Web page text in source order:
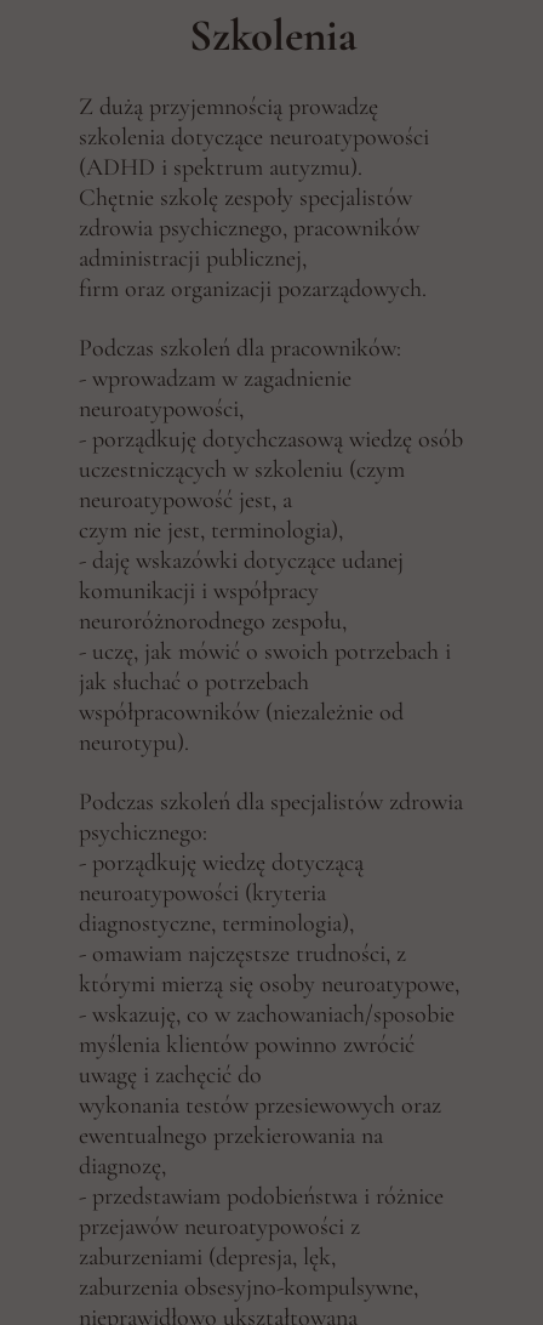
Szkolenia
Z dużą przyjemnością prowadzę
szkolenia dotyczące neuroatypowości
(ADHD i spektrum autyzmu).
Chętnie szkolę zespoły specjalistów
zdrowia psychicznego, pracowników
administracji publicznej,
firm oraz organizacji pozarządowych.
Podczas szkoleń dla pracowników:
- wprowadzam w zagadnienie
neuroatypowości,
- porządkuję dotychczasową wiedzę osób
uczestniczących w szkoleniu (czym
neuroatypowość jest, a
czym nie jest, terminologia),
- daję wskazówki dotyczące udanej
komunikacji i współpracy
neuroróżnorodnego zespołu,
- uczę, jak mówić o swoich potrzebach i
jak słuchać o potrzebach
współpracowników (niezależnie od
neurotypu).
Podczas szkoleń dla specjalistów zdrowia
psychicznego:
- porządkuję wiedzę dotyczącą
neuroatypowości (kryteria
diagnostyczne, terminologia),
- omawiam najczęstsze trudności, z
którymi mierzą się osoby neuroatypowe,
- wskazuję, co w zachowaniach/sposobie
myślenia klientów powinno zwrócić
uwagę i zachęcić do
wykonania testów przesiewowych oraz
ewentualnego przekierowania na
diagnozę,
- przedstawiam podobieństwa i różnice
przejawów neuroatypowości z
zaburzeniami (depresja, lęk,
zaburzenia obsesyjno-kompulsywne,
nieprawidłowo ukształtowana